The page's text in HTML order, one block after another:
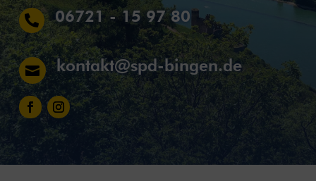
 06721 - 15 97 80
 kontakt@spd-bingen.de